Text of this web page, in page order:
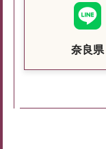
奈良県